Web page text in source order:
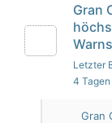
Gran
Letzter
4 Tagen
Gran